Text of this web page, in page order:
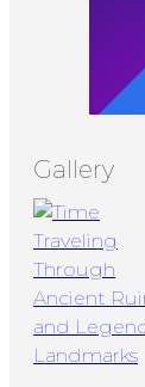
Gallery